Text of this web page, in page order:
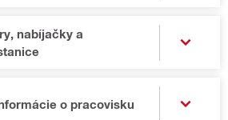
nabíjačky a
o pracovisku